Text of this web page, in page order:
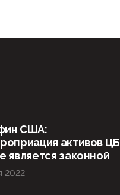
США:
активов ЦБ
является законной
2022